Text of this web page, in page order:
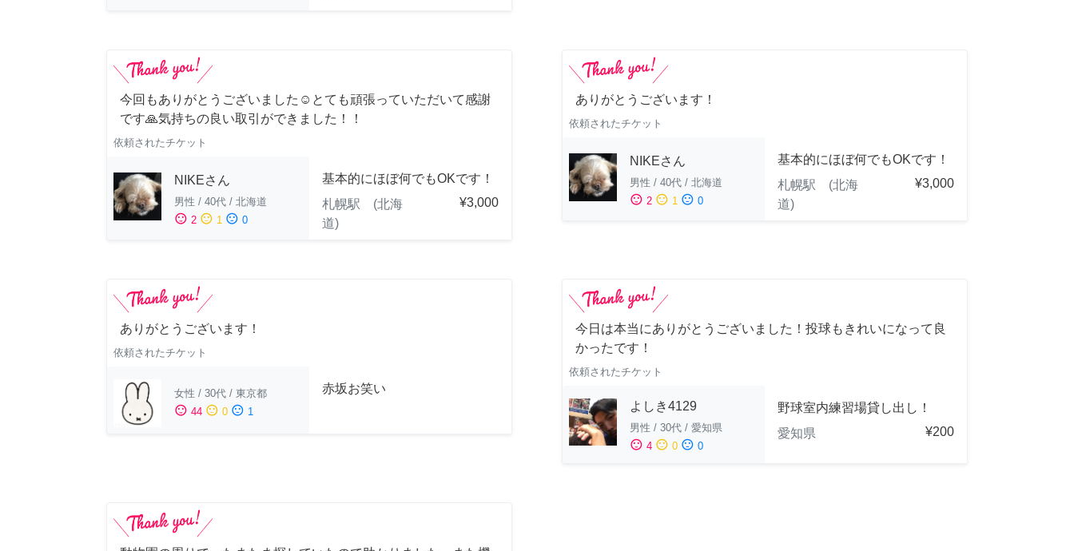
今回もありがとうございました☺️とても頑張っていただいて感謝
です🙏気持ちの良い取引ができました！！
依頼されたチケット
NIKEさん
男性 / 40代 / 北海道
sentiment_satisfied 2 sentiment_neutral 1 sentiment_dissatisfied 0
基本的にほぼ何でもOKです！
札幌駅 (北海
道)
¥3,000
ありがとうございます！
依頼されたチケット
NIKEさん
男性 / 40代 / 北海道
sentiment_satisfied 2 sentiment_neutral 1 sentiment_dissatisfied 0
基本的にほぼ何でもOKです！
札幌駅 (北海
道)
¥3,000
ありがとうございます！
依頼されたチケット
女性 / 30代 / 東京都
sentiment_satisfied 44 sentiment_neutral 0 sentiment_dissatisfied 1
赤坂お笑い
今日は本当にありがとうございました！投球もきれいになって良
かったです！
依頼されたチケット
よしき4129
男性 / 30代 / 愛知県
sentiment_satisfied 4 sentiment_neutral 0 sentiment_dissatisfied 0
野球室内練習場貸し出し！
愛知県
¥200